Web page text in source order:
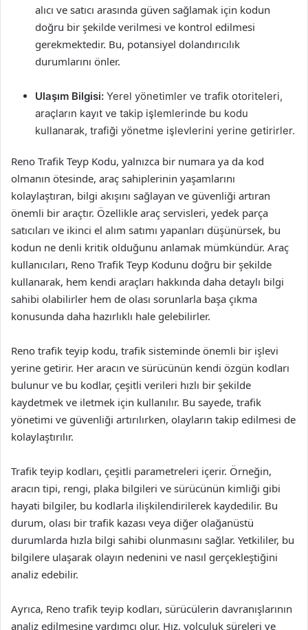
alıcı ve satıcı arasında güven sağlamak için kodun
doğru bir şekilde verilmesi ve kontrol edilmesi
gerekmektedir. Bu, potansiyel dolandırıcılık
durumlarını önler.
Ulaşım Bilgisi: Yerel yönetimler ve trafik otoriteleri,
araçların kayıt ve takip işlemlerinde bu kodu
kullanarak, trafiği yönetme işlevlerini yerine getirirler.
Reno Trafik Teyp Kodu, yalnızca bir numara ya da kod
olmanın ötesinde, araç sahiplerinin yaşamlarını
kolaylaştıran, bilgi akışını sağlayan ve güvenliği artıran
önemli bir araçtır. Özellikle araç servisleri, yedek parça
satıcıları ve ikinci el alım satımı yapanları düşünürsek, bu
kodun ne denli kritik olduğunu anlamak mümkündür. Araç
kullanıcıları, Reno Trafik Teyp Kodunu doğru bir şekilde
kullanarak, hem kendi araçları hakkında daha detaylı bilgi
sahibi olabilirler hem de olası sorunlarla başa çıkma
konusunda daha hazırlıklı hale gelebilirler.
Reno trafik teyip kodu, trafik sisteminde önemli bir işlevi
yerine getirir. Her aracın ve sürücünün kendi özgün kodları
bulunur ve bu kodlar, çeşitli verileri hızlı bir şekilde
kaydetmek ve iletmek için kullanılır. Bu sayede, trafik
yönetimi ve güvenliği artırılırken, olayların takip edilmesi de
kolaylaştırılır.
Trafik teyip kodları, çeşitli parametreleri içerir. Örneğin,
aracın tipi, rengi, plaka bilgileri ve sürücünün kimliği gibi
hayati bilgiler, bu kodlarla ilişkilendirilerek kaydedilir. Bu
durum, olası bir trafik kazası veya diğer olağanüstü
durumlarda hızla bilgi sahibi olunmasını sağlar. Yetkililer, bu
bilgilere ulaşarak olayın nedenini ve nasıl gerçekleştiğini
analiz edebilir.
Ayrıca, Reno trafik teyip kodları, sürücülerin davranışlarının
analiz edilmesine yardımcı olur. Hız, yolculuk süreleri ve